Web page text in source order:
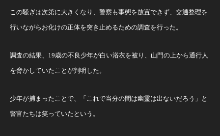
この騒ぎは次第に大きくなり、警察も事態を放置できず、交通整理を
行いながらお化けの正体を突き止めるための調査を行った。
調査の結果、19歳の不良少年が白い浴衣を被り、山門の上から通行人
を脅かしていたことが判明した。
少年が捕まったことで、「これで当分の間は幽霊は出ないだろう」と
警官たちは笑っていたという。